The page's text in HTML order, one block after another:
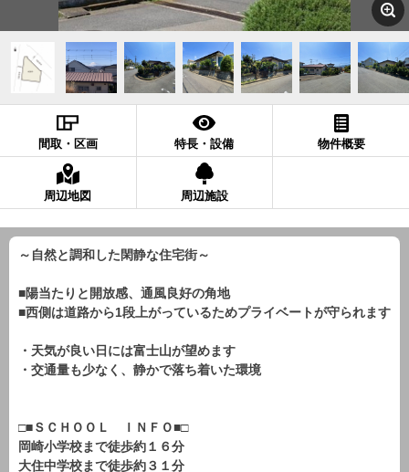
間取・区画 特長・設備 物件概要
周辺地図 周辺施設
～自然と調和した閑静な住宅街～
■陽当たりと開放感、通風良好の角地
■西側は道路から1段上がっているためプライベートが守られます
・天気が良い日には富士山が望めます
・交通量も少なく、静かで落ち着いた環境
□■ＳＣＨＯＯＬ ＩＮＦＯ■□
岡崎小学校まで徒歩約１６分
大住中学校まで徒歩約３１分